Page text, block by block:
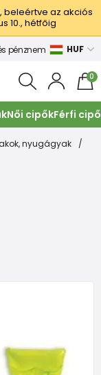
beleértve az akciós
10., hétfőig
pénznem HUF
0
Női cipőkFérfi
nyugágyak